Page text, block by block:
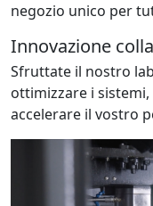
negozio unico per
Innovazione
Sfruttate il nostro
ottimizzare i
accelerare il vostro